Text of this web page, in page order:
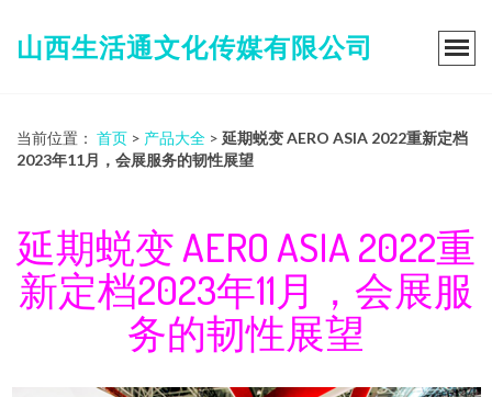
山西生活通文化传媒有限公司
当前位置： 首页 > 产品大全 > 延期蜕变 AERO ASIA 2022重新定档
2023年11月，会展服务的韧性展望
延期蜕变 AERO ASIA 2022重
新定档2023年11月，会展服
务的韧性展望